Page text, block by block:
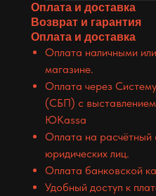
Оплата и доставка
Возврат и гарантия
Оплата и доставка
Оплата наличными
магазине.
Оплата через
(СБП) с выставлением
ЮKassa
Оплата на расчётный
юридических лиц.
Оплата банковской
Удобный доступ к